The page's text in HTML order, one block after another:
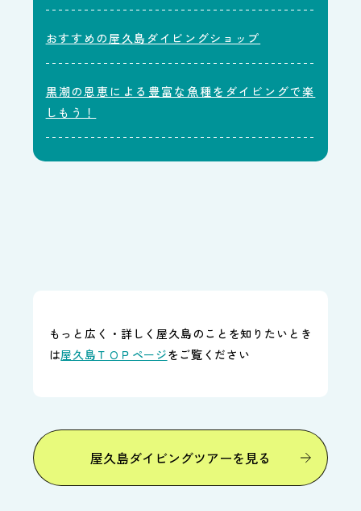
おすすめの屋久島ダイビングショップ
黒潮の恩恵による豊富な魚種をダイビングで楽
しもう！
もっと広く・詳しく屋久島のことを知りたいとき
は屋久島ＴＯＰページをご覧ください
屋久島ダイビングツアーを見る